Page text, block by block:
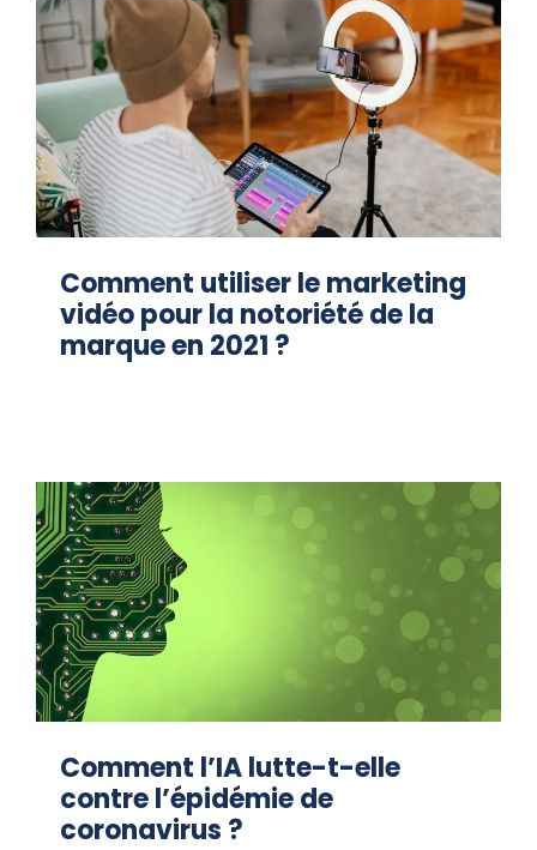
Comment utiliser le marketing
vidéo pour la notoriété de la
marque en 2021 ?
Comment l’IA lutte-t-elle
contre l’épidémie de
coronavirus ?